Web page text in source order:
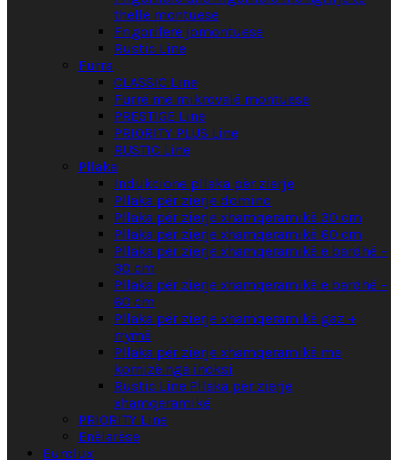
thellë montuese
Frigoriferë jomontuese
Rustic Line
Furra
CLASSIC Line
Furrë me mikrovalë montuese
PRESTIGE Line
PRIORITY PLUS Line
RUSTIC Line
Pllaka
Indukcione pllaka për zierje
Pllaka për zierje domino
Pllaka për zierje xhamqeramikë 30 cm
Pllaka për zierje xhamqeramikë 60 cm
Pllaka për zierje xhamqeramikë e bardhë –
30 cm
Pllaka për zierje xhamqeramikë e bardhë –
60 cm
Pllaka për zierje xhamqeramikë gaz +
rrymë
Pllaka për zierje xhamqeramikë me
kornizë nga inoksi
Rustic Line Pllaka për zierje
xhamqeramikë
PRIORITY Line
Enëlarëse
Eurolux